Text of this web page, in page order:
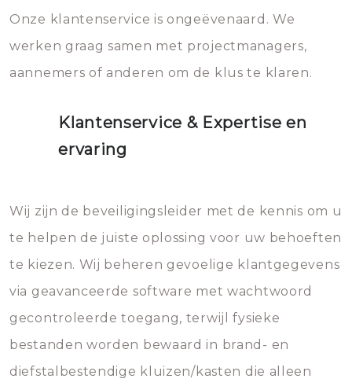
Onze klantenservice is ongeëvenaard. We
werken graag samen met projectmanagers,
aannemers of anderen om de klus te klaren.
Klantenservice & Expertise en
ervaring
Wij zijn de beveiligingsleider met de kennis om u
te helpen de juiste oplossing voor uw behoeften
te kiezen. Wij beheren gevoelige klantgegevens
via geavanceerde software met wachtwoord
gecontroleerde toegang, terwijl fysieke
bestanden worden bewaard in brand- en
diefstalbestendige kluizen/kasten die alleen